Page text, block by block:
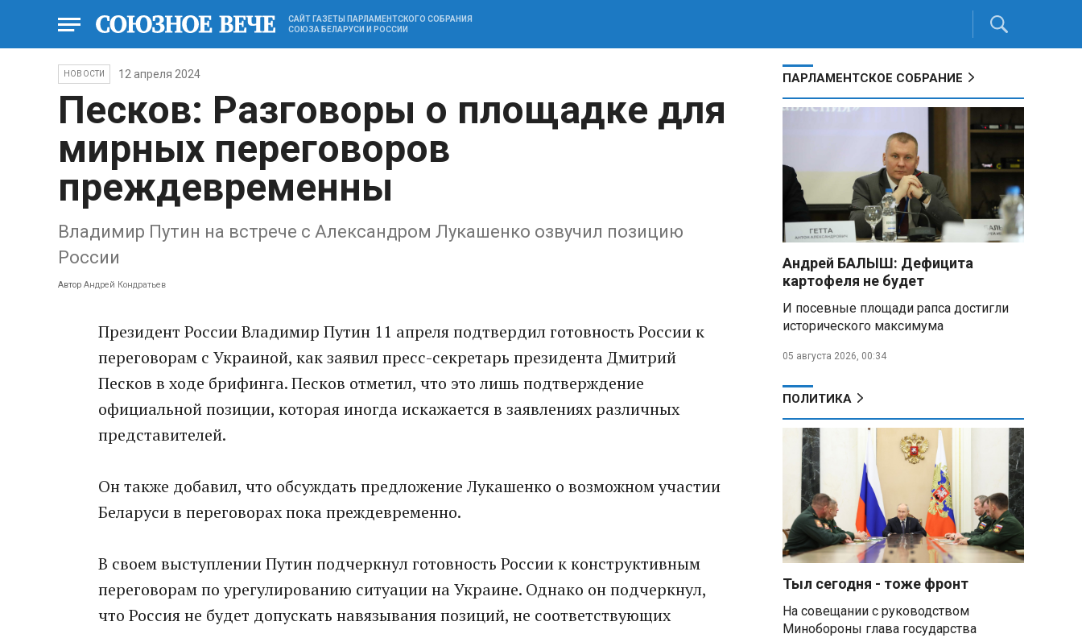
САЙТ ГАЗЕТЫ ПАРЛАМЕНТСКОГО СОБРАНИЯ
СОЮЗА БЕЛАРУСИ И РОССИИ
НОВОСТИ 12 апреля 2024
Песков: Разговоры о площадке для
мирных переговоров
преждевременны
Владимир Путин на встрече с Александром Лукашенко озвучил позицию
России
Автор Андрей Кондратьев
Президент России Владимир Путин 11 апреля подтвердил готовность России к
переговорам с Украиной, как заявил пресс-секретарь президента Дмитрий
Песков в ходе брифинга. Песков отметил, что это лишь подтверждение
официальной позиции, которая иногда искажается в заявлениях различных
представителей.
Он также добавил, что обсуждать предложение Лукашенко о возможном участии
Беларуси в переговорах пока преждевременно.
В своем выступлении Путин подчеркнул готовность России к конструктивным
переговорам по урегулированию ситуации на Украине. Однако он подчеркнул,
что Россия не будет допускать навязывания позиций, не соответствующих
ПАРЛАМЕНТСКОЕ СОБРАНИЕ
Андрей БАЛЫШ: Дефицита
картофеля не будет
И посевные площади рапса достигли
исторического максимума
05 августа 2026, 00:34
ПОЛИТИКА
Тыл сегодня - тоже фронт
На совещании с руководством
Минобороны глава государства